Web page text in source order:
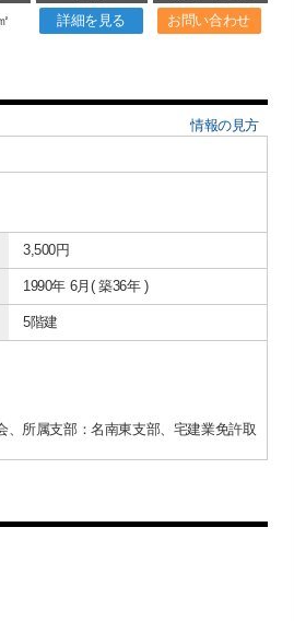
詳細を見る お問い合わせ
情報の見方
3,500円
1990年 6月( 築36年 )
5階建
所属支部：名南東支部、宅建業免許取